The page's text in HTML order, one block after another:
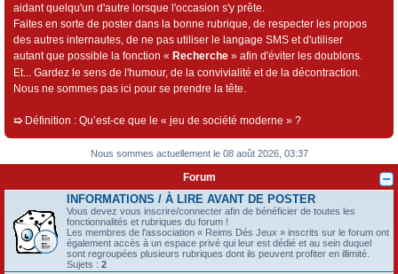
aidant quelqu'un d'autre lorsque l'occasion s'y prête.
Faites en sorte de poster dans la bonne rubrique, de respecter les propos
des autres internautes, de ne pas utiliser le langage SMS et d'utiliser
autant que possible la fonction « Recherche » afin d'éviter les doublons.
Et... Gardez le sens de l'humour, de la convivialité et de la décontraction.
Nous ne sommes pas ici pour se prendre la tête.
➯ Définition : Qu’est-ce que le « jeu de société moderne » ?
Nous sommes actuellement le 08 août 2026, 03:37
Forum
INFORMATIONS / À LIRE AVANT DE POSTER
Vous devez vous inscrire/connecter afin de bénéficier de toutes les
fonctionnalités et rubriques du forum !
Les membres de l'association « Reims Dés Jeux » inscrits sur le forum ont
également accès à un espace privé qui leur est dédié et au sein duquel
sont regroupées plusieurs rubriques dont ils peuvent profiter en illimité.
Sujets : 2